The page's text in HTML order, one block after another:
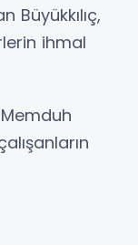
Büyükkılıç,
ihmal